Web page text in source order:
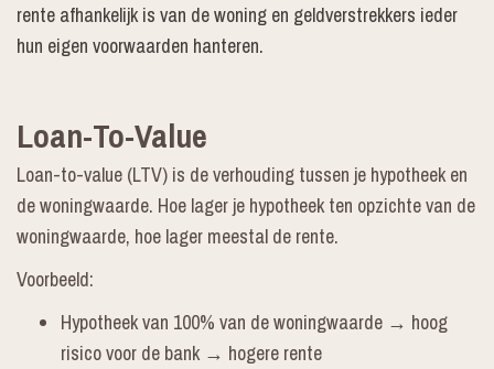
rente afhankelijk is van de woning en geldverstrekkers ieder
hun eigen voorwaarden hanteren.
Loan-To-Value
Loan-to-value (LTV) is de verhouding tussen je hypotheek en
de woningwaarde. Hoe lager je hypotheek ten opzichte van de
woningwaarde, hoe lager meestal de rente.
Voorbeeld:
Hypotheek van 100% van de woningwaarde → hoog
risico voor de bank → hogere rente